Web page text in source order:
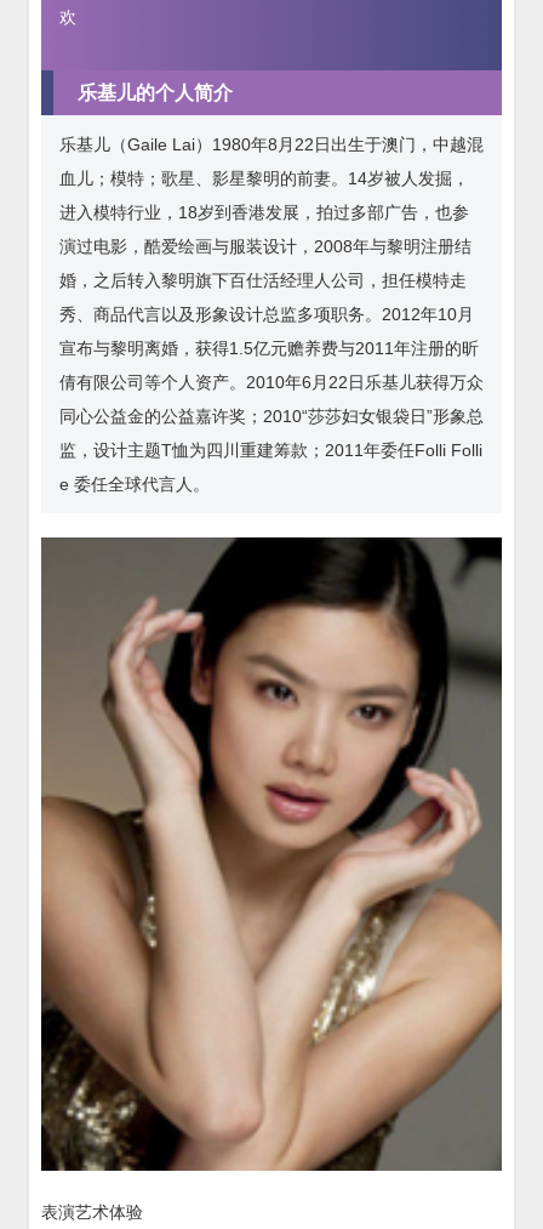
欢
乐基儿的个人简介
乐基儿（Gaile Lai）1980年8月22日出生于澳门，中越混
血儿；模特；歌星、影星黎明的前妻。14岁被人发掘，
进入模特行业，18岁到香港发展，拍过多部广告，也参
演过电影，酷爱绘画与服装设计，2008年与黎明注册结
婚，之后转入黎明旗下百仕活经理人公司，担任模特走
秀、商品代言以及形象设计总监多项职务。2012年10月
宣布与黎明离婚，获得1.5亿元赡养费与2011年注册的昕
倩有限公司等个人资产。2010年6月22日乐基儿获得万众
同心公益金的公益嘉许奖；2010“莎莎妇女银袋日”形象总
监，设计主题T恤为四川重建筹款；2011年委任Folli Folli
e 委任全球代言人。
表演艺术体验